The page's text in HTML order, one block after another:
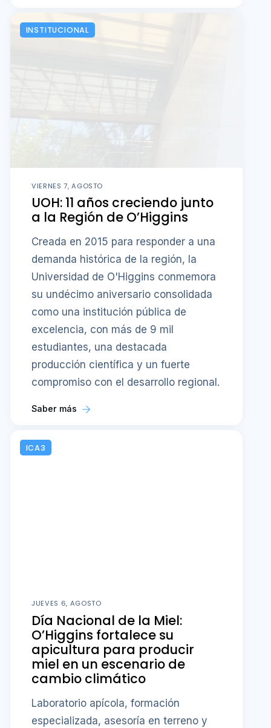
INSTITUCIONAL
VIERNES 7, AGOSTO
UOH: 11 años creciendo junto
a la Región de O’Higgins
Creada en 2015 para responder a una
demanda histórica de la región, la
Universidad de O'Higgins conmemora
su undécimo aniversario consolidada
como una institución pública de
excelencia, con más de 9 mil
estudiantes, una destacada
producción científica y un fuerte
compromiso con el desarrollo regional.
Saber más
ICA3
JUEVES 6, AGOSTO
Día Nacional de la Miel:
O’Higgins fortalece su
apicultura para producir
miel en un escenario de
cambio climático
Laboratorio apícola, formación
especializada, asesoría en terreno y